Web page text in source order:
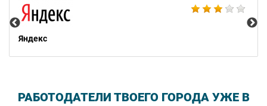
Яндекс
РАБОТОДАТЕЛИ ТВОЕГО ГОРОДА УЖЕ В